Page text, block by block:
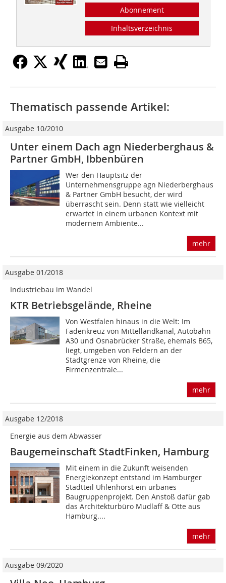
Abonnement
Inhaltsverzeichnis
Thematisch passende Artikel:
Ausgabe 10/2010
Unter einem Dach agn Niederberghaus &
Partner GmbH, Ibbenbüren
Wer den Hauptsitz der
Unternehmensgruppe agn Niederberghaus
& Partner GmbH besucht, der wird
überrascht sein. Denn statt wie vielleicht
erwartet in einem urbanen Kon­text mit
modernem Ambiente...
mehr
Ausgabe 01/2018
Industriebau im Wandel
KTR Betriebsgelände, Rheine
Von Westfalen hinaus in die Welt: Im
Fadenkreuz von Mittellandkanal, Autobahn
A30 und Osnabrücker Straße, ehemals B65,
liegt, umgeben von Feldern an der
Stadtgrenze von Rheine, die
Firmenzentrale...
mehr
Ausgabe 12/2018
Energie aus dem Abwasser
Baugemeinschaft StadtFinken, Hamburg
Mit einem in die Zukunft weisenden
Energiekonzept entstand im Hamburger
Stadtteil Uhlenhorst ein urbanes
Baugruppenprojekt. Den Anstoß dafür gab
das Architekturbüro Mudlaff & Otte aus
Hamburg....
mehr
Ausgabe 09/2020